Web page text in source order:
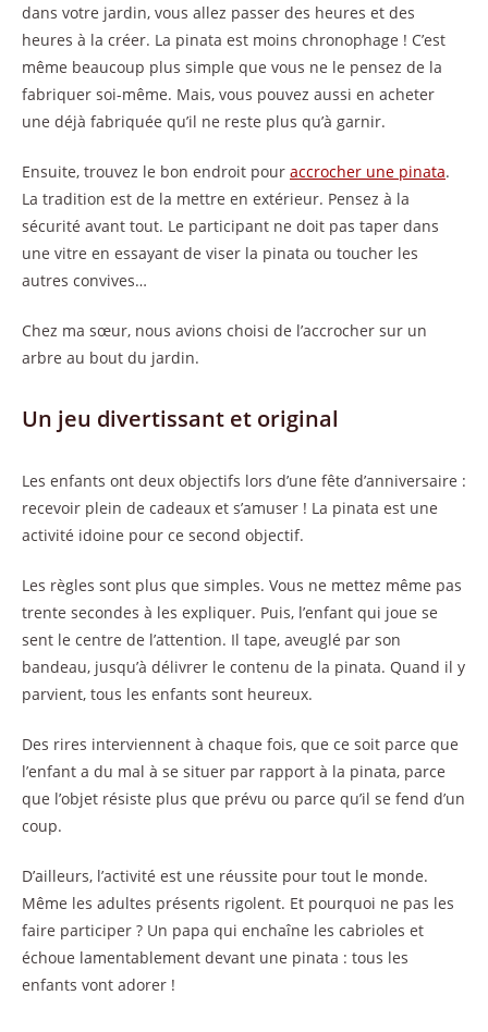
dans votre jardin, vous allez passer des heures et des
heures à la créer. La pinata est moins chronophage ! C’est
même beaucoup plus simple que vous ne le pensez de la
fabriquer soi-même. Mais, vous pouvez aussi en acheter
une déjà fabriquée qu’il ne reste plus qu’à garnir.
Ensuite, trouvez le bon endroit pour accrocher une pinata.
La tradition est de la mettre en extérieur. Pensez à la
sécurité avant tout. Le participant ne doit pas taper dans
une vitre en essayant de viser la pinata ou toucher les
autres convives…
Chez ma sœur, nous avions choisi de l’accrocher sur un
arbre au bout du jardin.
Un jeu divertissant et original
Les enfants ont deux objectifs lors d’une fête d’anniversaire :
recevoir plein de cadeaux et s’amuser ! La pinata est une
activité idoine pour ce second objectif.
Les règles sont plus que simples. Vous ne mettez même pas
trente secondes à les expliquer. Puis, l’enfant qui joue se
sent le centre de l’attention. Il tape, aveuglé par son
bandeau, jusqu’à délivrer le contenu de la pinata. Quand il y
parvient, tous les enfants sont heureux.
Des rires interviennent à chaque fois, que ce soit parce que
l’enfant a du mal à se situer par rapport à la pinata, parce
que l’objet résiste plus que prévu ou parce qu’il se fend d’un
coup.
D’ailleurs, l’activité est une réussite pour tout le monde.
Même les adultes présents rigolent. Et pourquoi ne pas les
faire participer ? Un papa qui enchaîne les cabrioles et
échoue lamentablement devant une pinata : tous les
enfants vont adorer !